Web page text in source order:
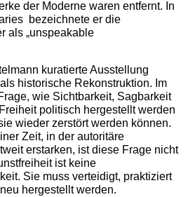
der Moderne waren entfernt. In
bezeichnete er die
als „unspeakable
kuratierte Ausstellung
historische Rekonstruktion. Im
wie Sichtbarkeit, Sagbarkeit
politisch hergestellt werden
wieder zerstört werden können.
Zeit, in der autoritäre
erstarken, ist diese Frage nicht
ist keine
Sie muss verteidigt, praktiziert
hergestellt werden.